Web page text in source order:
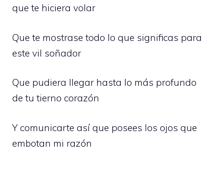
que te hiciera volar
Que te mostrase todo lo que significas para
este vil soñador
Que pudiera llegar hasta lo más profundo
de tu tierno corazón
Y comunicarte así que posees los ojos que
embotan mi razón